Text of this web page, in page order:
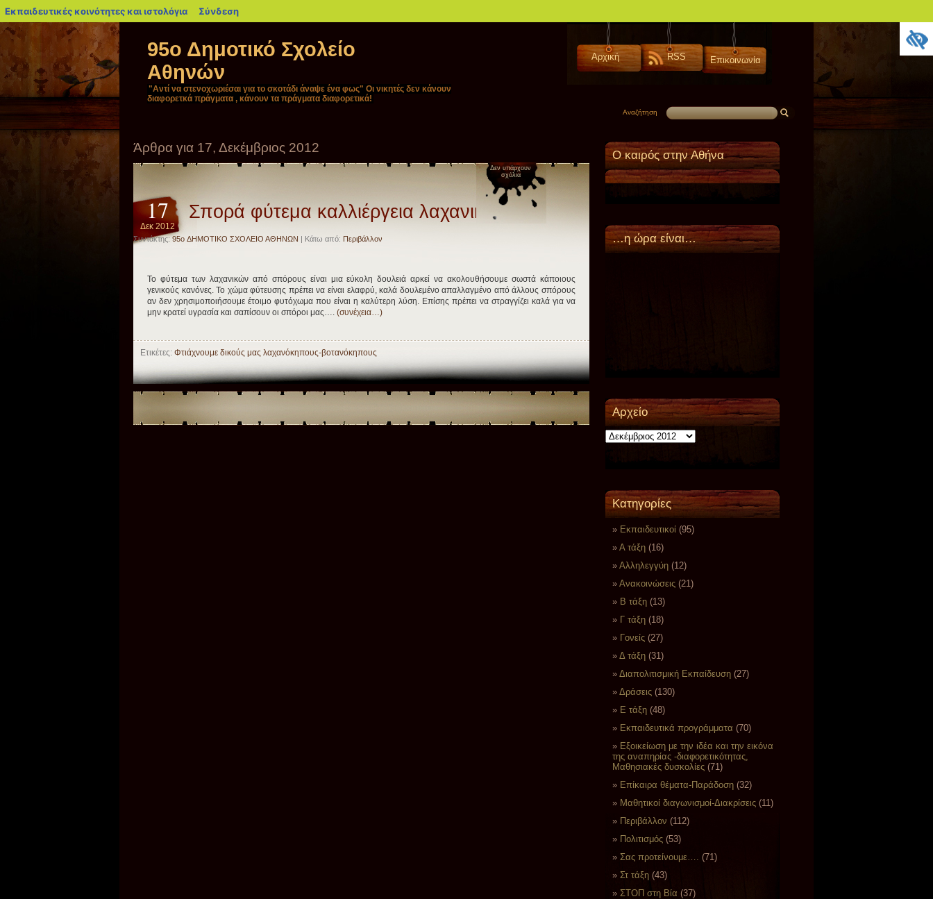
Εκπαιδευτικές κοινότητες και ιστολόγια blogs.sch.gr
Σύνδεση
95ο Δημοτικό Σχολείο
Αθηνών
"Αντί να στενοχωριέσαι για το σκοτάδι άναψε ένα φως" Oι νικητές δεν κάνουν
διαφορετκά πράγματα , κάνουν τα πράγματα διαφορετικά!
Αρχική RSS Επικοινωνία
Αναζήτηση
Άρθρα για 17, Δεκέμβριος 2012
Δεν υπάρχουν
σχόλια
17
Δεκ 2012
Σπορά φύτεμα καλλιέργεια λαχανικών
Συντάκτης:95o ΔΗΜΟΤΙΚΟ ΣΧΟΛΕΙΟ ΑΘΗΝΩΝ | Κάτω από: Περιβάλλον
Το φύτεμα των λαχανικών από σπόρους είναι μια εύκολη δουλειά αρκεί να ακολουθήσουμε σωστά κάποιους
γενικούς κανόνες. Το χώμα φύτευσης πρέπει να είναι ελαφρύ, καλά δουλεμένο απαλλαγμένο από άλλους σπόρους
αν δεν χρησιμοποιήσουμε έτοιμο φυτόχωμα που είναι η καλύτερη λύση. Επίσης πρέπει να στραγγίζει καλά για να
μην κρατεί υγρασία και σαπίσουν οι σπόροι μας…. (συνέχεια…)
Ετικέτες: Φτιάχνουμε δικούς μας λαχανόκηπους-βοτανόκηπους
Ο καιρός στην Αθήνα
…η ώρα είναι…
Αρχείο
Αρχείο
Kατηγορίες
Eκπαιδευτικοί (95)
Α τάξη (16)
Αλληλεγγύη (12)
Ανακοινώσεις (21)
Β τάξη (13)
Γ τάξη (18)
Γονείς (27)
Δ τάξη (31)
Διαπολιτισμική Εκπαίδευση (27)
Δράσεις (130)
Ε τάξη (48)
Εκπαιδευτικά προγράμματα (70)
Εξοικείωση με την ιδέα και την εικόνα
της αναπηρίας -διαφορετικότητας,
Μαθησιακές δυσκολίες (71)
Επίκαιρα θέματα-Παράδοση (32)
Μαθητικοί διαγωνισμοί-Διακρίσεις (11)
Περιβάλλον (112)
Πολιτισμός (53)
Σας προτείνουμε…. (71)
Στ τάξη (43)
ΣΤΟΠ στη Βία (37)